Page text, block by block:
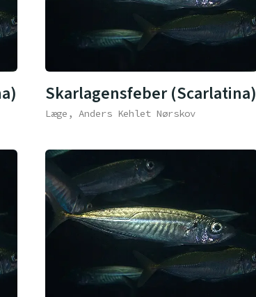
Skarlagensfeber (Scarlatina)
Læge, Anders Kehlet Nørskov